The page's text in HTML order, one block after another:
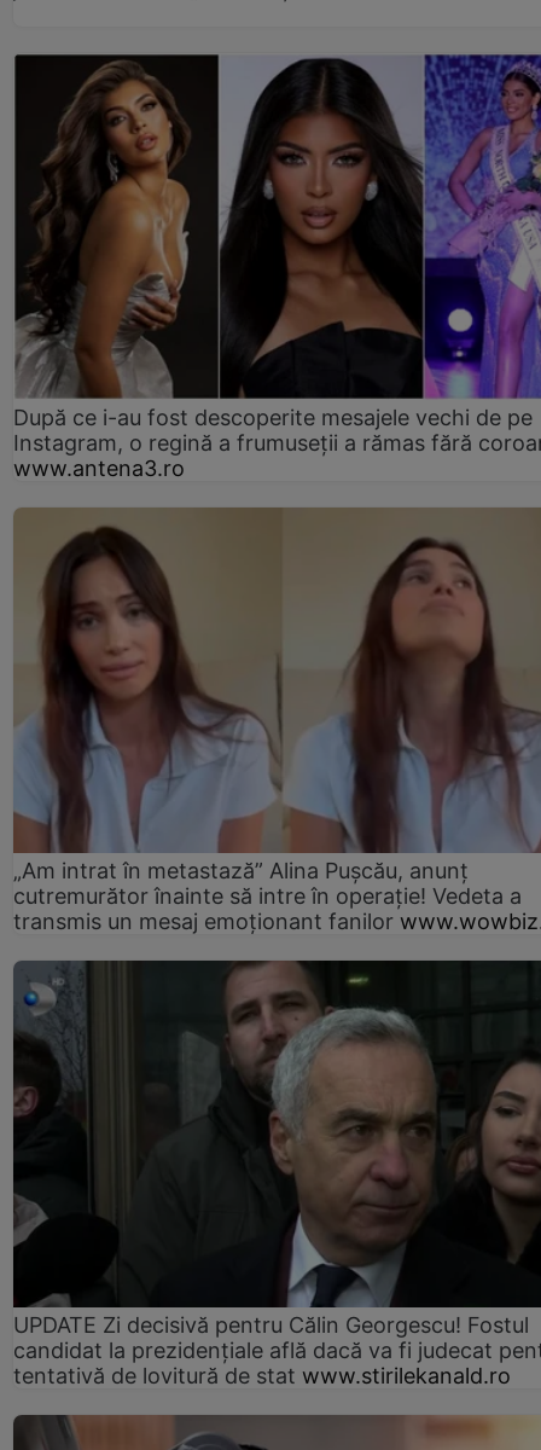
După ce i-au fost descoperite mesajele vechi de pe
Instagram, o regină a frumuseții a rămas fără
www.antena3.ro
„Am intrat în metastază” Alina Pușcău, anunț
cutremurător înainte să intre în operație! Vedeta a
transmis un mesaj emoționant fanilor
UPDATE Zi decisivă pentru Călin Georgescu! Fostul
candidat la prezidențiale află dacă va fi judecat
tentativă de lovitură de stat www.stirilekanald.ro